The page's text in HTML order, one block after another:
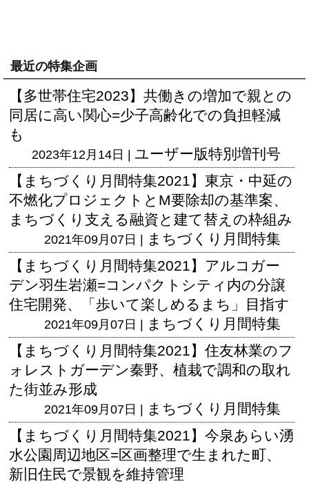
最近の特集企画
【多世帯住宅2023】共働きの増加で親との
同居に高い関心=少子高齢化での負担軽減
も
2023年12月14日 | ユーザー版特別増刊号
【まちづくり月間特集2021】東京・中延の
不燃化プロジェクトとM要除却の基準案、
まちづくり支える融資と建て替えの枠組み
2021年09月07日 | まちづくり月間特集
【まちづくり月間特集2021】アルコガー
デン羽生岩瀬=コンパクトシティ内の分譲
住宅開発、「歩いて楽しめるまち」目指す
2021年09月07日 | まちづくり月間特集
【まちづくり月間特集2021】住友林業のフ
ォレストガーデン秦野、植栽で調和の取れ
た街並み形成
2021年09月07日 | まちづくり月間特集
【まちづくり月間特集2021】今泉あらい湧
水公園周辺地区=区画整理で生まれた町、
新旧住民で景観を維持管理